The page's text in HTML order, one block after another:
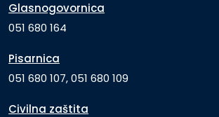
Glasnogovornica
051 680 164
Pisarnica
051 680 107, 051 680 109
Civilna zaštita